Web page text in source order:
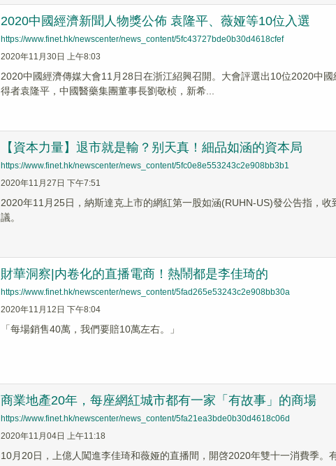
2020中國經濟新聞人物獎公佈 袁隆平、薇娅等10位入選
https://www.finet.hk/newscenter/news_content/5fc43727bde0b30d4618cfef
2020年11月30日 上午8:03
2020中國經濟傳媒大會11月28日在浙江紹興召開。大會評選出10位2020中
得者袁隆平，中國醫藥集團董事長劉敬桢，新希...
【資本力量】退市就是輸？别天真！細品如涵的資本局
https://www.finet.hk/newscenter/news_content/5fc0e8e553243c2e908bb3b1
2020年11月27日 下午7:51
2020年11月25日，納斯達克上市的網紅第一股如涵(RUHN-US)發公告指，
議。
財華洞察|内卷化的直播電商！熱鬧都是李佳琦的
https://www.finet.hk/newscenter/news_content/5fad265e53243c2e908bb30a
2020年11月12日 下午8:04
「每場銷售40萬，我們要賠10萬左右。」
商業地產20年，每座網紅城市都有一家「有故事」的商場
https://www.finet.hk/newscenter/news_content/5fa21ea3bde0b30d4618c06d
2020年11月04日 上午11:18
10月20日，上億人闖進李佳琦和薇娅的直播間，開啓2020年雙十一消費季。